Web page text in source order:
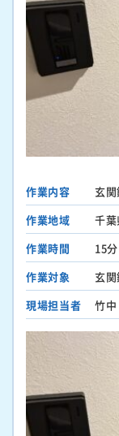
作業内容
玄
作業地域
千
作業時間
15分
作業対象
玄関
現場担当者
竹中